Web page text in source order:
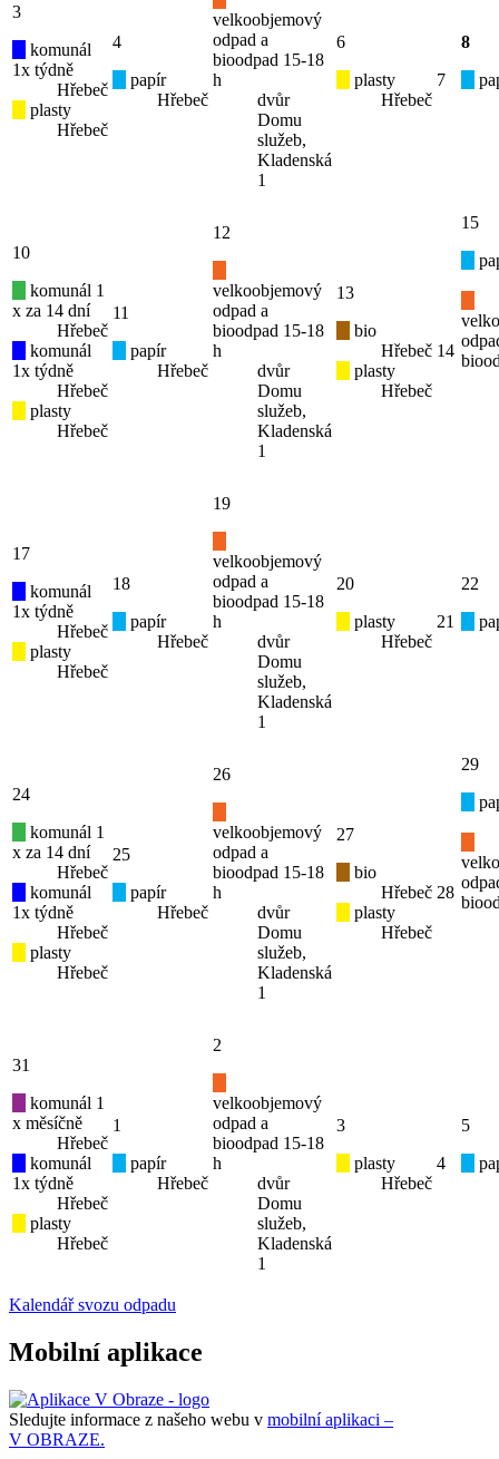
3
komunál
1x týdně
Hřebeč
plasty
Hřebeč
4
papír
Hřebeč
velkoobjemový
odpad a
bioodpad 15-18
h
dvůr
Domu
služeb,
Kladenská
1
6
plasty
Hřebeč
7
8
10
komunál 1
x za 14 dní
Hřebeč
komunál
1x týdně
Hřebeč
plasty
Hřebeč
11
papír
Hřebeč
12
velkoobjemový
odpad a
bioodpad 15-18
h
dvůr
Domu
služeb,
Kladenská
1
13
bio
Hřebeč
plasty
Hřebeč
14
15
17
komunál
1x týdně
Hřebeč
plasty
Hřebeč
18
papír
Hřebeč
19
velkoobjemový
odpad a
bioodpad 15-18
h
dvůr
Domu
služeb,
Kladenská
1
20
plasty
Hřebeč
21
22
24
komunál 1
x za 14 dní
Hřebeč
komunál
1x týdně
Hřebeč
plasty
Hřebeč
25
papír
Hřebeč
26
velkoobjemový
odpad a
bioodpad 15-18
h
dvůr
Domu
služeb,
Kladenská
1
27
bio
Hřebeč
plasty
Hřebeč
28
29
31
komunál 1
x měsíčně
Hřebeč
komunál
1x týdně
Hřebeč
plasty
Hřebeč
1
papír
Hřebeč
2
velkoobjemový
odpad a
bioodpad 15-18
h
dvůr
Domu
služeb,
Kladenská
1
3
plasty
Hřebeč
4
5
Kalendář svozu odpadu
Mobilní aplikace
Sledujte informace z našeho webu v mobilní aplikaci –
V OBRAZE.